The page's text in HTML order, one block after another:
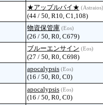
★アップルパイ★ (Astraios)
(44 / 50, R10, C1,108)
物資保管庫 (Eos)
(26 / 50, R0, C679)
ブルーエンサイン (Eos)
(27 / 50, R0, C698)
apocalypsis (Eos)
(16 / 50, R0, C0)
apocalypsis (Eos)
(16 / 50, R0, C0)